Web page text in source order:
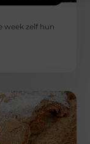
week zelf hun